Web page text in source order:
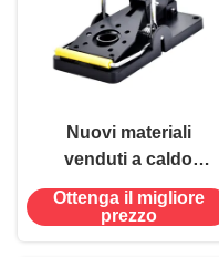
Nuovi materiali
venduti a caldo
Controllo dei roditori
Topi di alta sensibilità
Ottenga il migliore
prezzo